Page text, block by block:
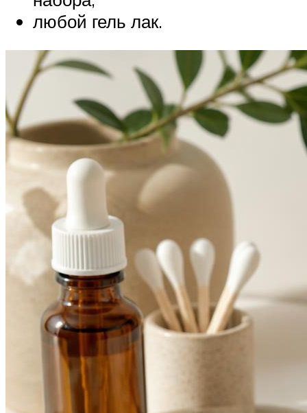
любой гель лак.